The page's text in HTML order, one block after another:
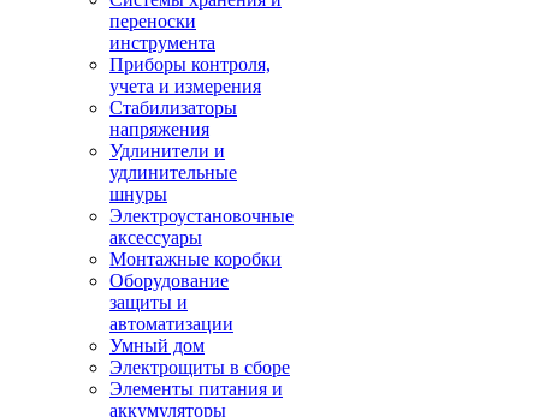
переноски
инструмента
Приборы контроля,
учета и измерения
Стабилизаторы
напряжения
Удлинители и
удлинительные
шнуры
Электроустановочные
аксессуары
Монтажные коробки
Оборудование
защиты и
автоматизации
Умный дом
Электрощиты в сборе
Элементы питания и
аккумуляторы